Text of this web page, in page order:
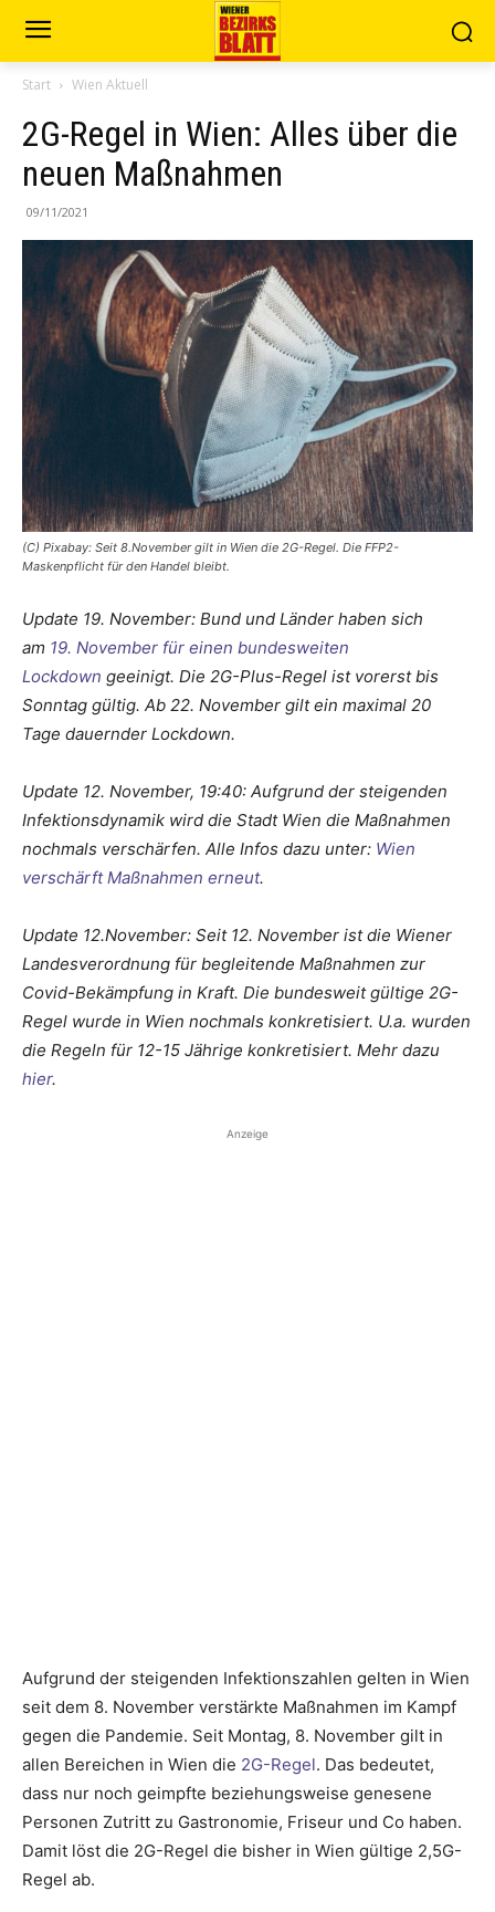
Start Wien Aktuell
2G-Regel in Wien: Alles über die
neuen Maßnahmen
09/11/2021
(C) Pixabay: Seit 8.November gilt in Wien die 2G-Regel. Die FFP2-
Maskenpflicht für den Handel bleibt.
Update 19. November: Bund und Länder haben sich
am 19. November für einen bundesweiten
Lockdown geeinigt. Die 2G-Plus-Regel ist vorerst bis
Sonntag gültig. Ab 22. November gilt ein maximal 20
Tage dauernder Lockdown.
Update 12. November, 19:40: Aufgrund der steigenden
Infektionsdynamik wird die Stadt Wien die Maßnahmen
nochmals verschärfen. Alle Infos dazu unter: Wien
verschärft Maßnahmen erneut.
Update 12.November: Seit 12. November ist die Wiener
Landesverordnung für begleitende Maßnahmen zur
Covid-Bekämpfung in Kraft. Die bundesweit gültige 2G-
Regel wurde in Wien nochmals konkretisiert. U.a. wurden
die Regeln für 12-15 Jährige konkretisiert. Mehr dazu
hier.
Anzeige
Aufgrund der steigenden Infektionszahlen gelten in Wien
seit dem 8. November verstärkte Maßnahmen im Kampf
gegen die Pandemie. Seit Montag, 8. November gilt in
allen Bereichen in Wien die 2G-Regel. Das bedeutet,
dass nur noch geimpfte beziehungsweise genesene
Personen Zutritt zu Gastronomie, Friseur und Co haben.
Damit löst die 2G-Regel die bisher in Wien gültige 2,5G-
Regel ab.